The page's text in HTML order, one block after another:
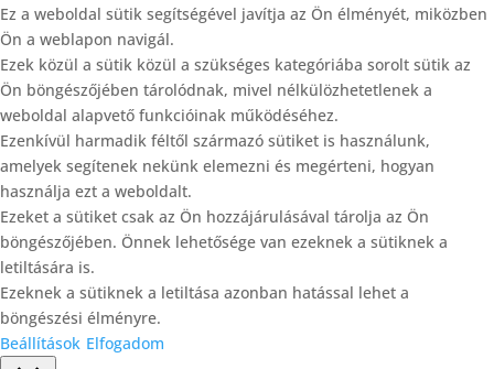
Ez a weboldal sütik segítségével javítja az Ön élményét, miközben
Ön a weblapon navigál.
Ezek közül a sütik közül a szükséges kategóriába sorolt ​​sütik az
Ön böngészőjében tárolódnak, mivel nélkülözhetetlenek a
weboldal alapvető funkcióinak működéséhez.
Ezenkívül harmadik féltől származó sütiket is használunk,
amelyek segítenek nekünk elemezni és megérteni, hogyan
használja ezt a weboldalt.
Ezeket a sütiket csak az Ön hozzájárulásával tárolja az Ön
böngészőjében. Önnek lehetősége van ezeknek a sütiknek a
letiltására is.
Ezeknek a sütiknek a letiltása azonban hatással lehet a
böngészési élményre.
Beállítások Elfogadom